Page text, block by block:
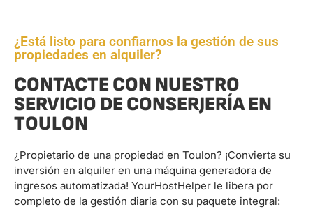
¿Está listo para confiarnos la gestión de sus
propiedades en alquiler?
CONTACTE CON NUESTRO
SERVICIO DE CONSERJERÍA EN
TOULON
¿Propietario de una propiedad en Toulon? ¡Convierta su
inversión en alquiler en una máquina generadora de
ingresos automatizada! YourHostHelper le libera por
completo de la gestión diaria con su paquete integral: